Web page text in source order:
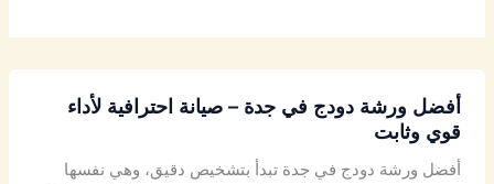
أفضل ورشة دودج في جدة – صيانة احترافية لأداء
قوي وثابت
أفضل ورشة دودج في جدة تبدأ بتشخيص دقيق، وهي نفسها